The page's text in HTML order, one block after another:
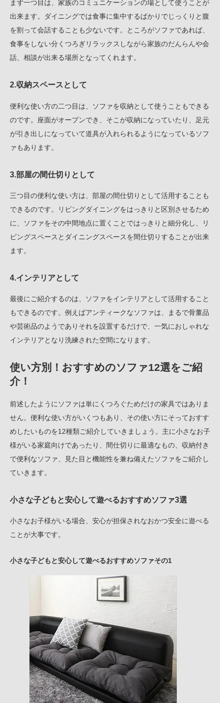
まず一つ目は、家族のコミュニケーションの場として使うことが
出来ます。ダイニングでは食事に集中するばかりでじっくりと腹
を割って会話することも少ないです。ところがソファであれば、
食事をしない分くつろぎリラックスしながら家族のだんらんや会
話、相談が出来る場所となってくれます。
2.収納スペースとして
便利な使い方の二つ目は、ソファを収納として使うこともできる
のです。座面がオープンでき、そこが収納になっていたり、足元
が引き出しになっていて道具が入れられるようになっているソフ
ァもあります。
3.部屋の間仕切りとして
三つ目の便利な使い方は、部屋の間仕切りとして活用することも
できるのです。リビングダイニングをはっきりと区別させるため
に、ソファをその中間地点に置くことではっきりと細分化し、リ
ビングスペースとダイニングスペースを間仕切りすることが出来
ます。
4.インテリアとして
最後にご紹介するのは、ソファをインテリアとして活用すること
もできるのです。例えばアンティークなソファは、まるで骨董品
や芸術品のようでありそれを設置するだけで、一気におしゃれな
インテリアとなり洗練された空間になります。
使い方別！おすすめのソファ12選をご紹
介！
前述したようにソファは単にくつろぐためだけの家具ではありま
せん。便利な使い方がいくつもあり、その使い方にそっておすす
めしたいものを12種類ご紹介していきましょう。主に小さなお子
様がいる家庭向けであったり、間仕切りに最適なもの、収納付き
で便利なソファ、見た目と機能性を兼ね備えたソファをご紹介し
ていきます。
小さな子どもと安心して遊べるおすすめソファ3選
小さなお子様がいる場合、安心が担保されなおかつ安全に遊べる
ことが大事です。
小さな子どもと安心して遊べるおすすめソファその1